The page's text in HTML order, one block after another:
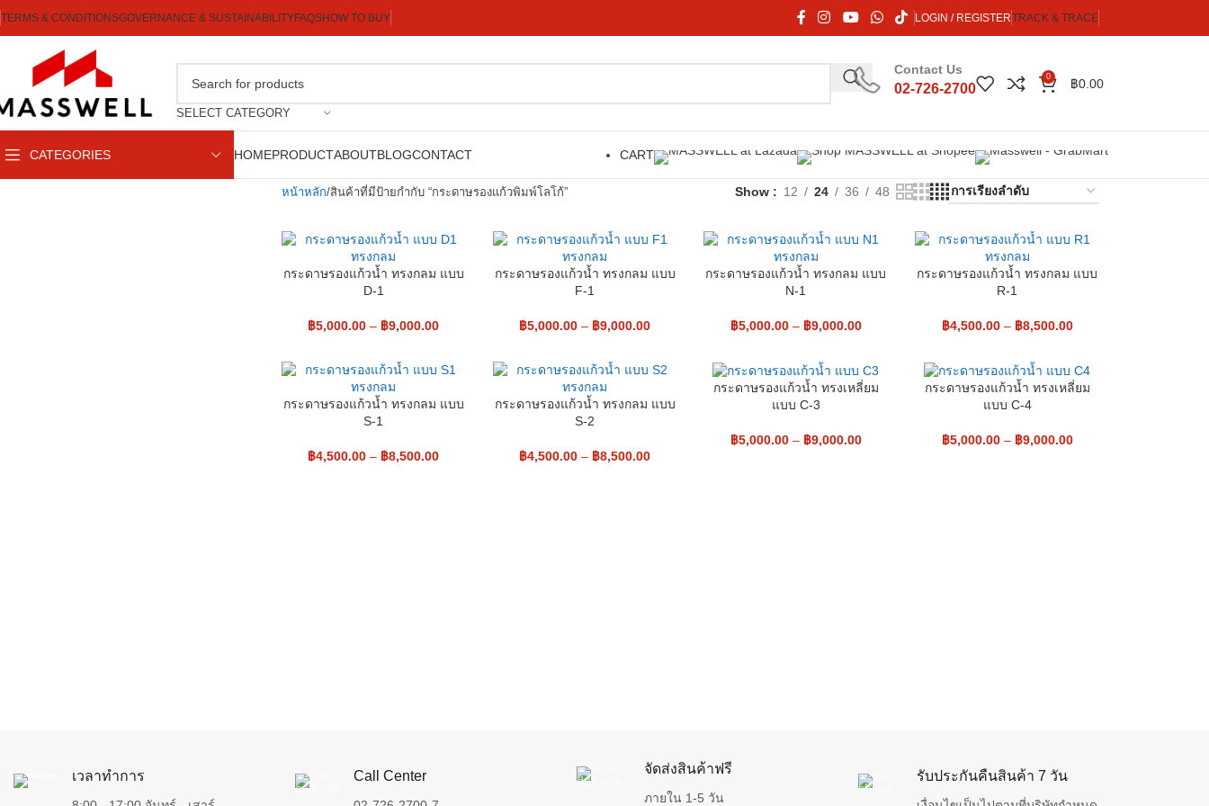
TERMS & CONDITIONSGOVERNANCE & SUSTAINABILITYFAQSHOW TO BUY LOGIN / REGISTERTRACK & TRACE
SELECT CATEGORY
Contact Us
02-726-2700
0 ฿0.00
CATEGORIES HOMEPRODUCTABOUTBLOGCONTACT CART
หน้าหลัก สินค้าที่มีป้ายกำกับ “กระดาษรองแก้วพิมพ์โลโก้” Show 12 24 36 48
กระดาษรองแก้วน้ำ ทรงกลม แบบ
D-1
฿5,000.00 – ฿9,000.00
กระดาษรองแก้วน้ำ ทรงกลม แบบ
F-1
฿5,000.00 – ฿9,000.00
กระดาษรองแก้วน้ำ ทรงกลม แบบ
N-1
฿5,000.00 – ฿9,000.00
กระดาษรองแก้วน้ำ ทรงกลม แบบ
R-1
฿4,500.00 – ฿8,500.00
กระดาษรองแก้วน้ำ ทรงกลม แบบ
S-1
฿4,500.00 – ฿8,500.00
กระดาษรองแก้วน้ำ ทรงกลม แบบ
S-2
฿4,500.00 – ฿8,500.00
กระดาษรองแก้วน้ำ ทรงเหลี่ยม
แบบ C-3
฿5,000.00 – ฿9,000.00
กระดาษรองแก้วน้ำ ทรงเหลี่ยม
แบบ C-4
฿5,000.00 – ฿9,000.00
เวลาทำการ Call Center จัดส่งสินค้าฟรี
ภายใน 1-5 วัน
รับประกันคืนสินค้า 7 วัน